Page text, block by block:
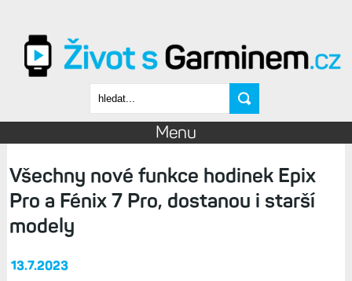
Vyhledávání
Menu
Všechny nové funkce hodinek Epix
Pro a Fénix 7 Pro, dostanou i starší
modely
13.7.2023